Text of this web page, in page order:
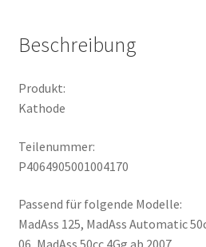
Beschreibung
Produkt:
Kathode
Teilenummer:
P4064905001004170
Passend für folgende Modelle:
MadAss 125, MadAss Automatic